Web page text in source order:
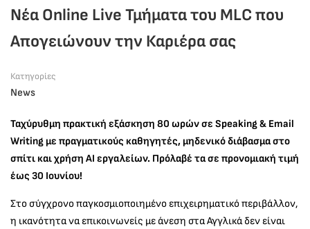
Νέα Online Live Τμήματα του MLC που
Απογειώνουν την Καριέρα σας
Κατηγορίες
News
Ταχύρυθμη πρακτική εξάσκηση 80 ωρών σε Speaking & Email
Writing με πραγματικούς καθηγητές, μηδενικό διάβασμα στο
σπίτι και χρήση AI εργαλείων. Πρόλαβέ τα σε προνομιακή τιμή
έως 30 Ιουνίου!
Στο σύγχρονο παγκοσμιοποιημένο επιχειρηματικό περιβάλλον,
η ικανότητα να επικοινωνείς με άνεση στα Αγγλικά δεν είναι